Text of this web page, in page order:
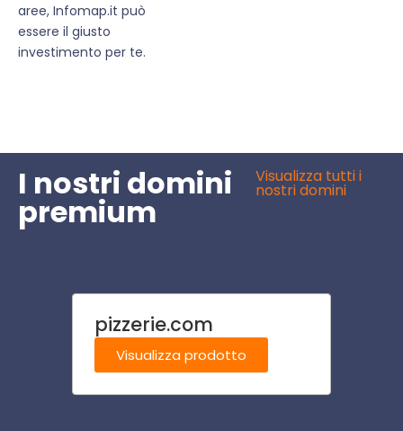
aree, Infomap.it può
essere il giusto
investimento per te.
I nostri domini
premium
Visualizza tutti i
nostri domini
pizzerie.com
Visualizza prodotto